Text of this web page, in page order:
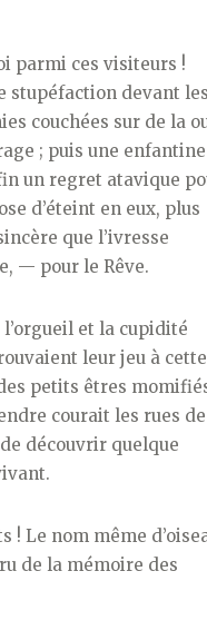
parmi ces visiteurs !
stupéfaction devant les
couchées sur de la
; puis une enfantine
un regret atavique
d’éteint en eux, plus
que l’ivresse
— pour le Rêve.
et la cupidité
leur jeu à cette
petits êtres
courait les rues
découvrir quelque
! Le nom même
de la mémoire des